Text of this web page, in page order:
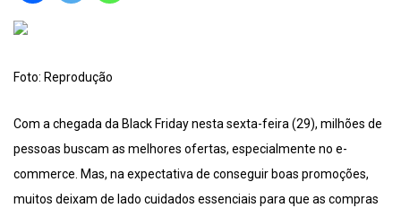
Foto: Reprodução
Com a chegada da Black Friday nesta sexta-feira (29), milhões de
pessoas buscam as melhores ofertas, especialmente no e-
commerce. Mas, na expectativa de conseguir boas promoções,
muitos deixam de lado cuidados essenciais para que as compras